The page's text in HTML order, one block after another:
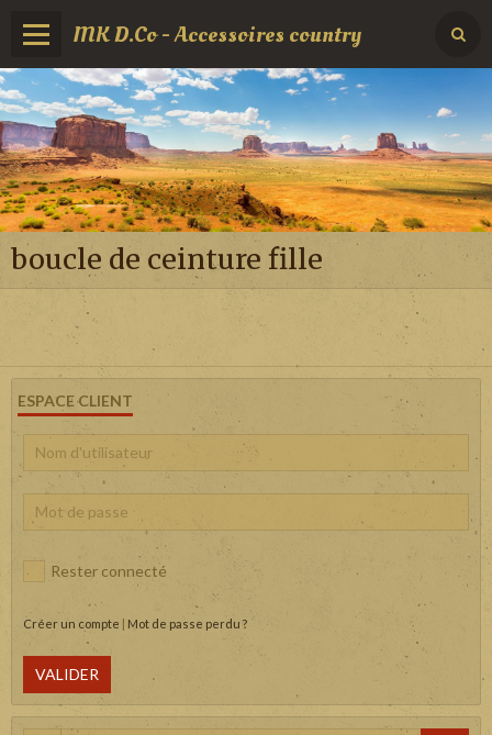
MK D.Co - Accessoires country
boucle de ceinture fille
ESPACE CLIENT
Rester connecté
Créer un compte | Mot de passe perdu ?
VALIDER